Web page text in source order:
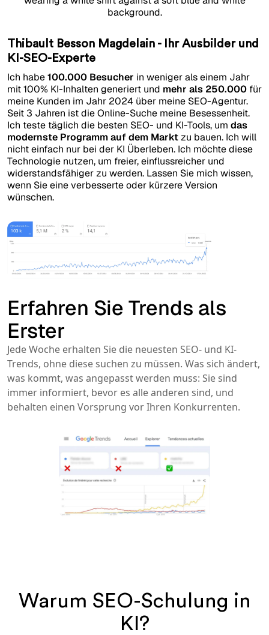
Thibault Besson Magdelain - Ihr Ausbilder und
KI-SEO-Experte
Ich habe100.000 Besucher in weniger als einem Jahr
mit 100% KI-Inhalten generiert und mehr als 250.000 für
meine Kunden im Jahr 2024 über meine SEO-Agentur.
Seit 3 Jahren ist die Online-Suche meine Besessenheit.
Ich teste täglich die besten SEO- und KI-Tools, um das
modernste Programm auf dem Marktzu bauen. Ich will
nicht einfach nur bei der KI Überleben. Ich möchte diese
Technologie nutzen, um freier, einflussreicher und
widerstandsfähiger zu werden. Lassen Sie mich wissen,
wenn Sie eine verbesserte oder kürzere Version
wünschen.
Erfahren Sie Trends als
Erster
Jede Woche erhalten Sie die neuesten SEO- und KI-
Trends, ohne diese suchen zu müssen. Was sich ändert,
was kommt, was angepasst werden muss: Sie sind
immer informiert, bevor es alle anderen sind, und
behalten einen Vorsprung vor Ihren Konkurrenten.
Warum SEO-Schulung in
KI?